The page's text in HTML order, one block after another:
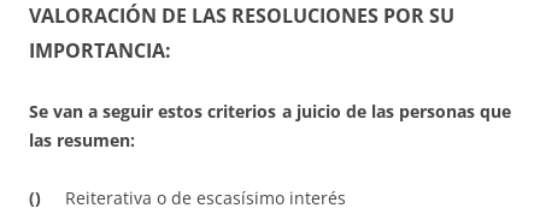
VALORACIÓN DE LAS RESOLUCIONES POR SU
IMPORTANCIA:
Se van a seguir estos criterios a juicio de las personas que
las resumen:
() Reiterativa o de escasísimo interés